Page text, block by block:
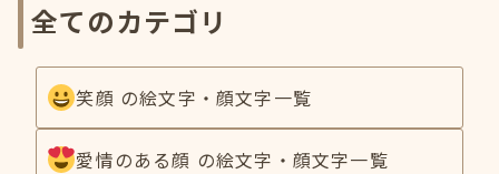
全てのカテゴリ
笑顔 の絵文字・顔文字一覧
愛情のある顔 の絵文字・顔文字一覧